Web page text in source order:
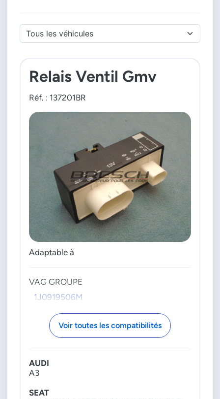
Relais Ventil Gmv
Réf. : 137201BR
Adaptable à
VAG GROUPE
1J0919506M
Voir toutes les compatibilités
AUDI
A3
SEAT